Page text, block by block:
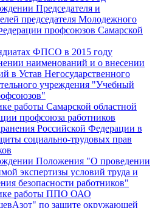
Председателя и
председателя Молодежного
профсоюзов Самарской
ФПСО в 2015 году
наименований и о внесении
в Устав Негосударственного
учреждения "Учебный
работы Самарской областной
профсоюза работников
Российской Федерации в
социально-трудовых прав
Положения "О проведении
экспертизы условий труда и
безопасности работников"
работы ППО ОАО
по защите окружающей